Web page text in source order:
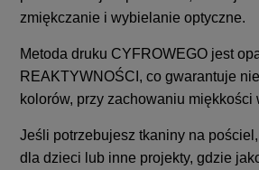
zmiękczanie i wybielanie optyczne.
Metoda druku CYFROWEGO jest
REAKTYWNOŚCI, co gwarantuje
kolorów, przy zachowaniu miękkości
Jeśli potrzebujesz tkaniny na
dla dzieci lub inne projekty, gdzie